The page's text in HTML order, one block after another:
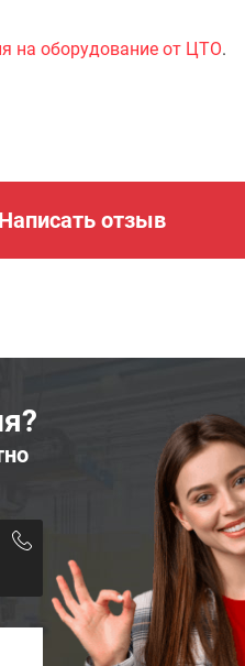
на оборудование от ЦТО.
Написать отзыв